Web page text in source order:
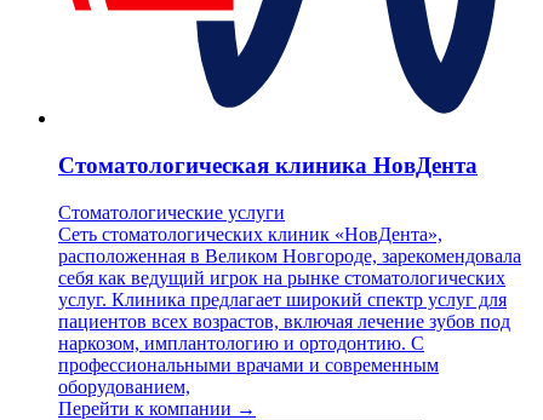
Стоматологическая клиника НовДента
Стоматологические услуги
Сеть стоматологических клиник «НовДента»,
расположенная в Великом Новгороде, зарекомендовала
себя как ведущий игрок на рынке стоматологических
услуг. Клиника предлагает широкий спектр услуг для
пациентов всех возрастов, включая лечение зубов под
наркозом, имплантологию и ортодонтию. С
профессиональными врачами и современным
оборудованием,
Перейти к компании →